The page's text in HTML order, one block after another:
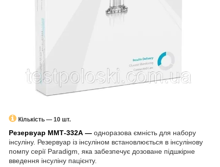
Кількість — 10 шт.
Резервуар ММТ-332А — одноразова ємність для набору
інсуліну. Резервуар із інсуліном встановлюється в інсулінову
помпу серії Paradigm, яка забезпечує дозоване підшкірне
введення інсуліну пацієнту.